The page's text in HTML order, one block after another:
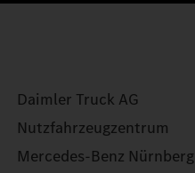
Daimler Truck AG
Nutzfahrzeugzentrum
Mercedes-Benz Nürnberg